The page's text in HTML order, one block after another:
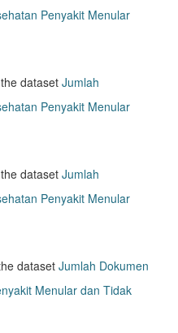
Penyakit Menular
datasetJumlah
Penyakit Menular
datasetJumlah
Penyakit Menular
dataset Jumlah Dokumen
Menular dan Tidak